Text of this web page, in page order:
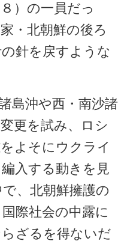
）の一員だっ
・北朝鮮の後ろ
針を戻すような
島沖や西・南沙諸
更を試み、ロシ
よそにウクライ
入する動きを見
、北朝鮮擁護の
際社会の中露に
ざるを得ないだ